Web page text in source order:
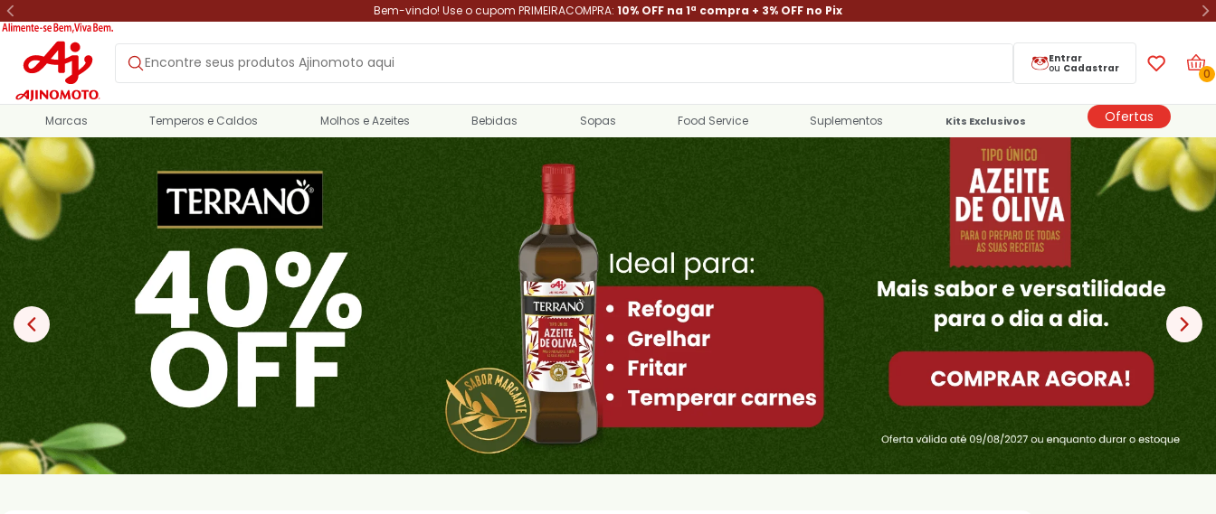
Bem-vindo! Use o cupom PRIMEIRACOMPRA: 10% OFF na 1ª compra + 3% OFF no Pix
Entrar
ou Cadastrar 0
Marcas Temperos e Caldos Molhos e Azeites Bebidas Sopas Food Service Suplementos Kits Exclusivos Ofertas